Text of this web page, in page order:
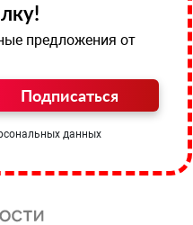
предложения от
Подписаться
данных